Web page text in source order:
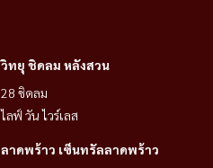
วิทยุ ชิดลม หลังสวน
28 ชิดลม
ไลฟ์ วัน ไวร์เลส
ลาดพร้าว เซ็นทรัลลาดพร้าว